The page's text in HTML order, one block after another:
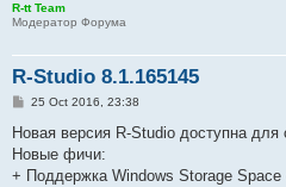
R-tt Team
Модератор Форума
R-Studio 8.1.165145
P
s
25 Oct 2016, 23:38
Новая версия R-Studio доступна для
Новые фичи:
+ Поддержка Windows Storage